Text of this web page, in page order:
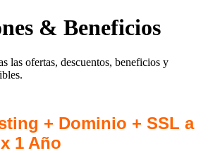
& Beneficios
las ofertas, descuentos, beneficios y
+ Dominio + SSL a
1 Año